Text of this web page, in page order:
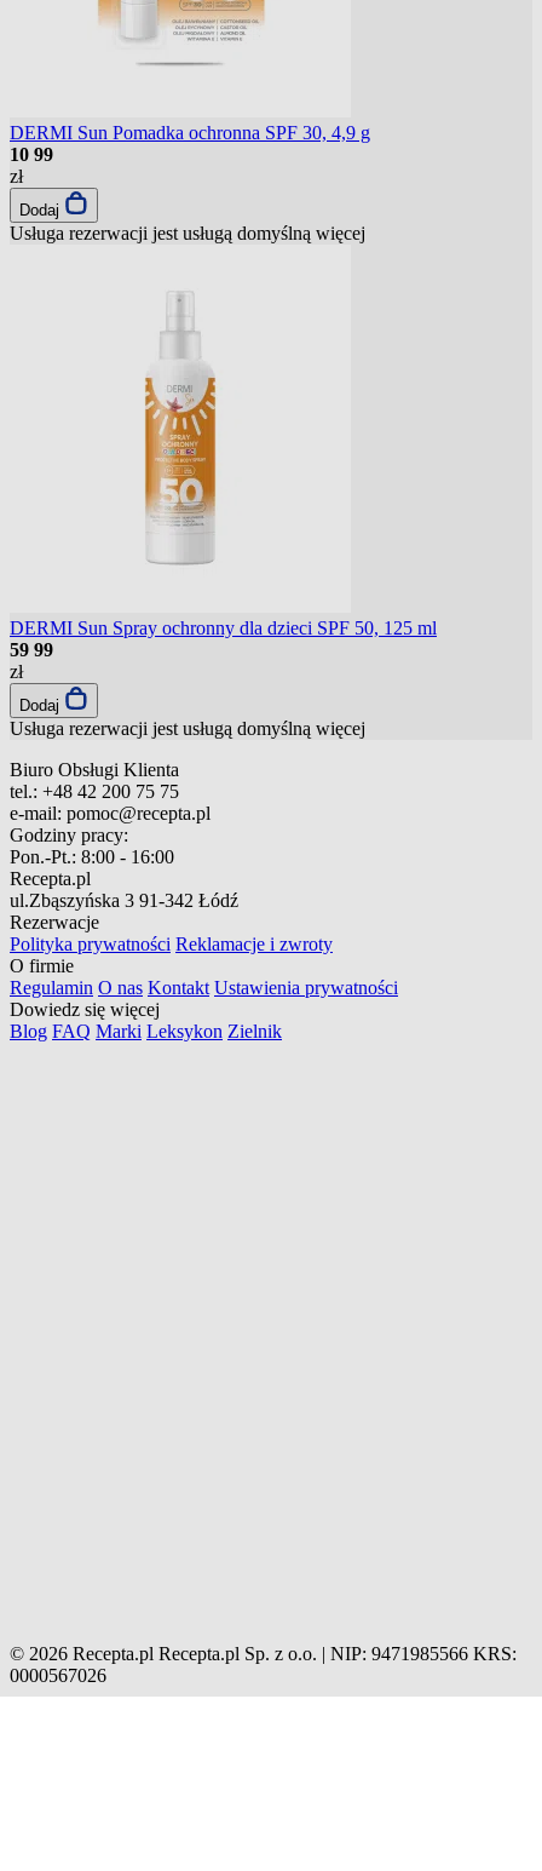
DERMI Sun Pomadka ochronna SPF 30, 4,9 g
10 99
zł
Dodaj
Usługa rezerwacji jest usługą domyślną więcej
DERMI Sun Spray ochronny dla dzieci SPF 50, 125 ml
59 99
zł
Dodaj
Usługa rezerwacji jest usługą domyślną więcej
Biuro Obsługi Klienta
tel.: +48 42 200 75 75
e-mail: pomoc@recepta.pl
Godziny pracy:
Pon.-Pt.: 8:00 - 16:00
Recepta.pl
ul.Zbąszyńska 3 91-342 Łódź
Rezerwacje
Polityka prywatności Reklamacje i zwroty
O firmie
Regulamin O nas Kontakt Ustawienia prywatności
Dowiedz się więcej
Blog FAQ Marki Leksykon Zielnik
© 2026 Recepta.pl Recepta.pl Sp. z o.o. | NIP: 9471985566 KRS:
0000567026